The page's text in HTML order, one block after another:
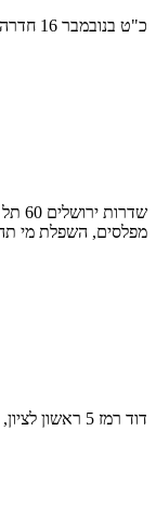
כ"ט בנובמבר 16 חדרה, חוות דעת ותוכנית הידרולוגית לניהול מי נגר
מפלסים, השפלת מי
דוד רמז 5 ראשון לציון, חוות דעת ותוכנית הידרולוגית לניהול מי נגר